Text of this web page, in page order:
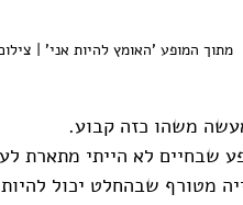
מתוך המופע 'האומץ להיות אני' |
משהו כזה קבוע.
שבחיים לא הייתי מתארת
מטורף שבהחלט יכול